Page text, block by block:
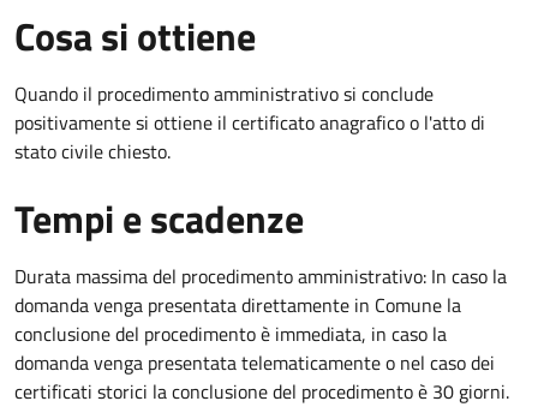
Cosa si ottiene
Quando il procedimento amministrativo si conclude
positivamente si ottiene il certificato anagrafico o l'atto di
stato civile chiesto.
Tempi e scadenze
Durata massima del procedimento amministrativo: In caso la
domanda venga presentata direttamente in Comune la
conclusione del procedimento è immediata, in caso la
domanda venga presentata telematicamente o nel caso dei
certificati storici la conclusione del procedimento è 30 giorni.